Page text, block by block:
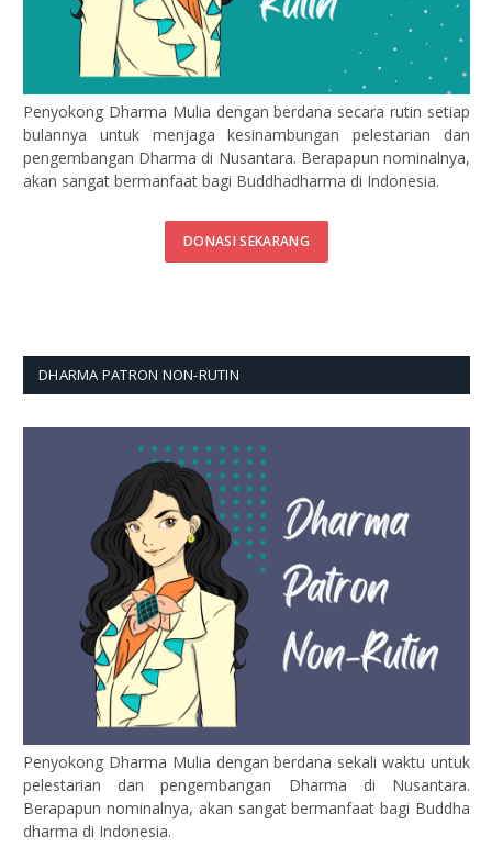
Penyokong Dharma Mulia dengan berdana secara rutin setiap
bulannya untuk menjaga kesinambungan pelestarian dan
pengembangan Dharma di Nusantara. Berapapun nominalnya,
akan sangat bermanfaat bagi Buddhadharma di Indonesia.
DONASI SEKARANG
DHARMA PATRON NON-RUTIN
Penyokong Dharma Mulia dengan berdana sekali waktu untuk
pelestarian dan pengembangan Dharma di Nusantara.
Berapapun nominalnya, akan sangat bermanfaat bagi Buddha
dharma di Indonesia.